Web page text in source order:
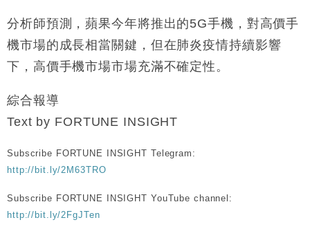
分析師預測，蘋果今年將推出的5G手機，對高價手
機市場的成長相當關鍵，但在肺炎疫情持續影響
下，高價手機市場市場充滿不確定性。
綜合報導
Text by FORTUNE INSIGHT
Subscribe FORTUNE INSIGHT Telegram:
http://bit.ly/2M63TRO
Subscribe FORTUNE INSIGHT YouTube channel:
http://bit.ly/2FgJTen